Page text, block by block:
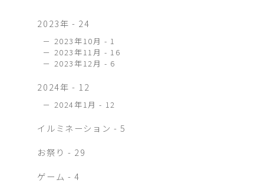
2023年 - 24
2023年10月 - 1
2023年11月 - 16
2023年12月 - 6
2024年 - 12
2024年1月 - 12
イルミネーション - 5
お祭り - 29
ゲーム - 4